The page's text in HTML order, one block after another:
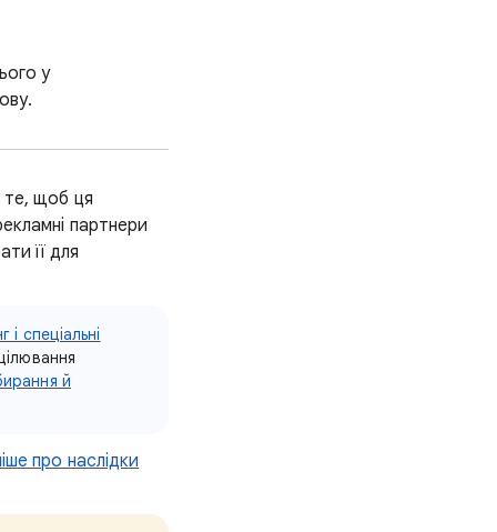
у
те, щоб ця
партнери
її для
спеціальні
й
про наслідки